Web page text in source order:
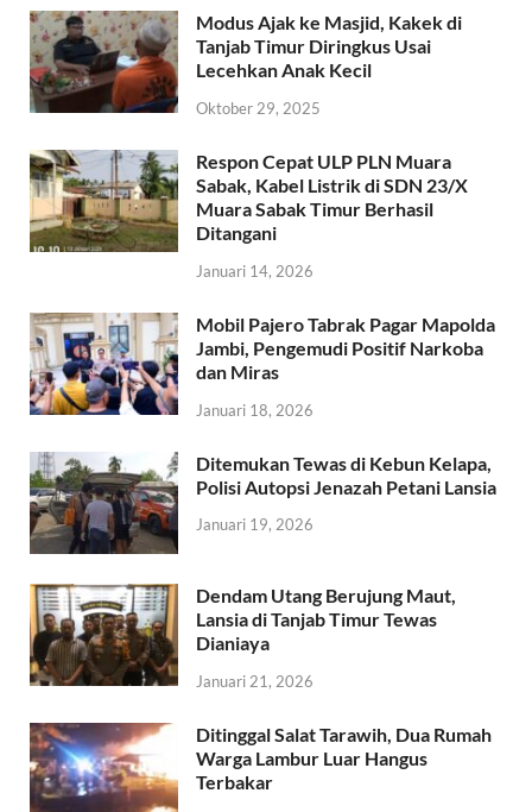
Modus Ajak ke Masjid, Kakek di
Tanjab Timur Diringkus Usai
Lecehkan Anak Kecil
Oktober 29, 2025
Respon Cepat ULP PLN Muara
Sabak, Kabel Listrik di SDN 23/X
Muara Sabak Timur Berhasil
Ditangani
Januari 14, 2026
Mobil Pajero Tabrak Pagar Mapolda
Jambi, Pengemudi Positif Narkoba
dan Miras
Januari 18, 2026
Ditemukan Tewas di Kebun Kelapa,
Polisi Autopsi Jenazah Petani Lansia
Januari 19, 2026
Dendam Utang Berujung Maut,
Lansia di Tanjab Timur Tewas
Dianiaya
Januari 21, 2026
Ditinggal Salat Tarawih, Dua Rumah
Warga Lambur Luar Hangus
Terbakar